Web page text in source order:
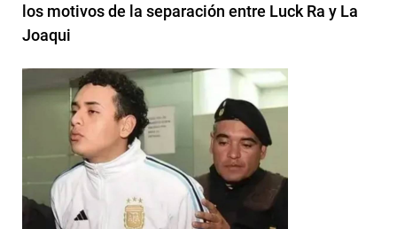
los motivos de la separación entre Luck Ra y La
Joaqui